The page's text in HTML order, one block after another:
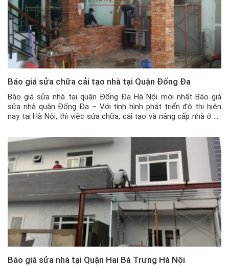
Báo giá sửa chữa cải tạo nhà tại Quận Đống Đa
Báo giá sửa nhà tại quận Đống Đa Hà Nội mới nhất Báo giá
sửa nhà quận Đống Đa – Với tính hình phát triển đô thị hiện
nay tại Hà Nội, thì việc sửa chữa, cải tạo và nâng cấp nhà ở và
Báo giá sửa nhà tại Quận Hai Bà Trưng Hà Nội